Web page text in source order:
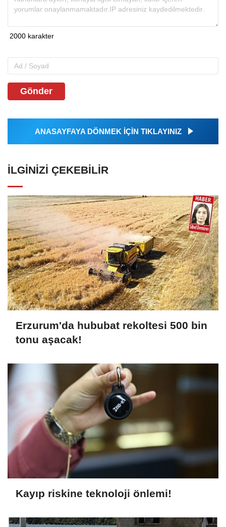
Gönder
ANASAYFAYA DÖNMEK İÇİN TIKLAYINIZ
İLGINIZI ÇEKEBILIR
Erzurum'da hububat rekoltesi 500 bin
tonu aşacak!
Kayıp riskine teknoloji önlemi!